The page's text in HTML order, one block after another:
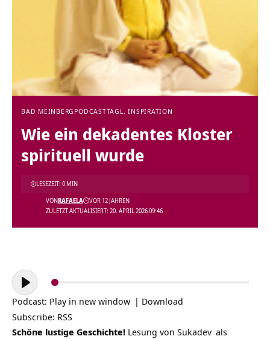
BAD MEINBERG PODCASTTÄGL. INSPIRATION
Wie ein dekadentes Kloster
spirituell wurde
ZULETZT AKTUALISIERT: 20. APRIL 2026 09:46
VONRAFAELA VOR 12 JAHREN
LESEZEIT: 0 MIN
Audio-
Player
Podcast: Play in new window | Download
Subscribe: RSS
Schöne lustige Geschichte! Lesung von Sukadev als